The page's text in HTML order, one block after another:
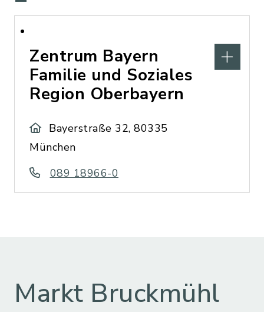
Zentrum Bayern
Familie und Soziales
Region Oberbayern
Bayerstraße 32, 80335
München
089 18966-0
Markt Bruckmühl